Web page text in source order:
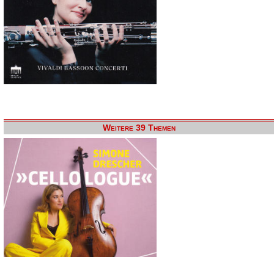
Weitere 39 Themen